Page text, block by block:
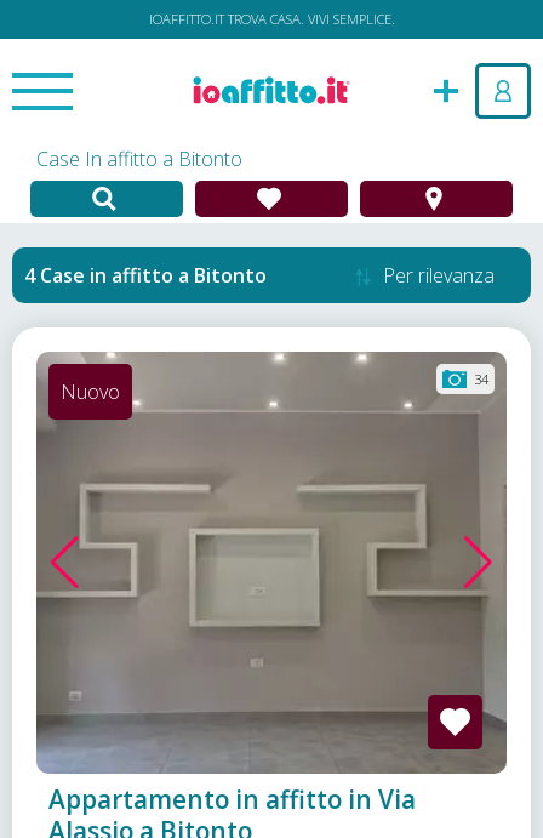
IOAFFITTO.IT TROVA CASA. VIVI SEMPLICE.
Case In affitto a Bitonto
Case in affitto a Bitonto Per rilevanza
34
Nuovo
Appartamento in affitto in Via
Alassio a Bitonto